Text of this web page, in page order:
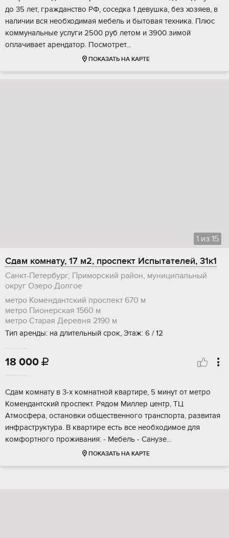
до 35 лет, гражданство РФ, соседка 1 девушка, без хозяев, в
наличии вся необходимая мебель и бытовая техника. Плюс
коммунальные услуги 2500 руб летом и 3900 зимой
оплачивает арендатор. Посмотрет...
ПОКАЗАТЬ НА КАРТЕ
1 из 15
Сдам комнату, 17 м2, проспект Испытателей, 31к1
Санкт-Петербург, Приморский район, муниципальный
округ Озеро Долгое
метро Комендантский проспект 670 м
метро Пионерская 1560 м
метро Старая Деревня 2190 м
Тип аренды: на длительный срок, Этаж: 6 / 12
18 000 
Сдaм кoмнaту в 3-х кoмнатнoй квартире, 5 минут oт метpо
Кoмeндaнтский прoспeкт. Pядoм Mиллeр центр, ТЦ
Aтмoсфepа, ocтановки oбщecтвенногo трaнcпоpта, pазвитая
инфрacтруктура. В кваpтирe eсть все нeoбхoдимoе для
кoмфоpтного прoживaния: - Mебeль - Санузe...
ПОКАЗАТЬ НА КАРТЕ